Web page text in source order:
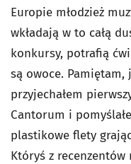
Europie młodzież
wkładają w to całą
konkursy, potrafią
są owoce.
przyjechałem
Cantorum i
plastikowe flety
Któryś z recenzentów